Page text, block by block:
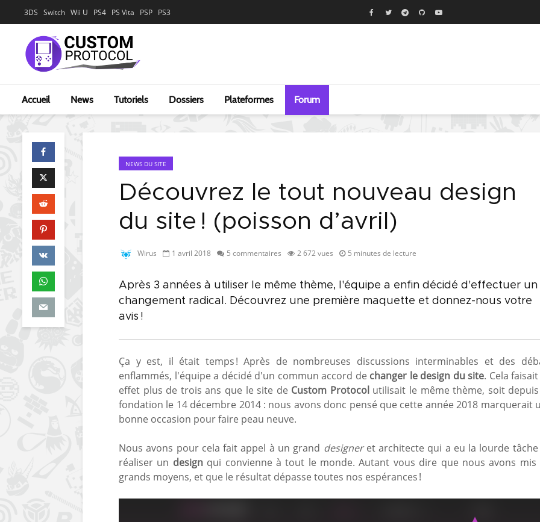
3DS Switch Wii U PS4 PS Vita PSP PS3
Accueil News Tutoriels Dossiers Plateformes Forum
NEWS DU SITE
Découvrez le tout nouveau design
du site ! (poisson d’avril)
Wirus 1 avril 2018 5 commentaires 2 672 vues 5 minutes de lecture
Après 3 années à utiliser le même thème, l'équipe a enfin décidé d'effectuer un
changement radical. Découvrez une première maquette et donnez-nous votre
avis !
Ça y est, il était temps ! Après de nombreuses discussions interminables et des
enflammés, l'équipe a décidé d'un commun accord de changer le design du site. Cela
effet plus de trois ans que le site de Custom Protocol utilisait le même thème, soit
fondation le 14 décembre 2014 : nous avons donc pensé que cette année 2018 marquerait
bonne occasion pour faire peau neuve.
Nous avons pour cela fait appel à un grand designeret architecte qui a eu la lourde tâche
réaliser un designqui convienne à tout le monde. Autant vous dire que nous avons mis
grands moyens, et que le résultat dépasse toutes nos espérances !